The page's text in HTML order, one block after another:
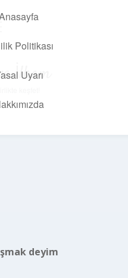
Politikası
Uyarı
İlham
deyim